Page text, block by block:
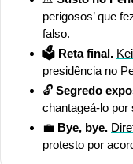
perigosos’ que
falso.
🗳️ Reta final.
presidência no
🔓 Segredo
chantageá-lo por
💼 Bye, bye.
protesto por